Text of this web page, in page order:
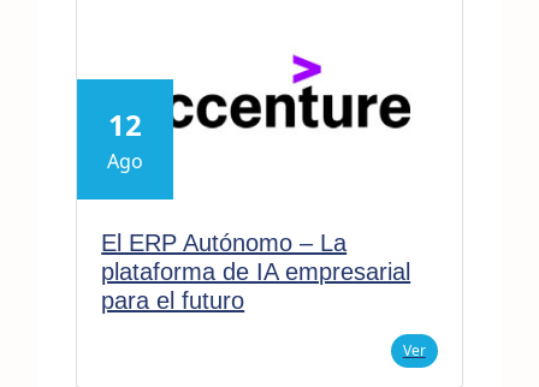
12
Ago
El ERP Autónomo – La
plataforma de IA empresarial
para el futuro
Ver